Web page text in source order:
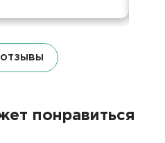
понравиться